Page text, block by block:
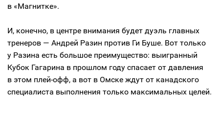
в «Магнитке».
И, конечно, в центре внимания будет дуэль главных
тренеров — Андрей Разин против Ги Буше. Вот только
у Разина есть большое преимущество: выигранный
Кубок Гагарина в прошлом году спасает от давления
в этом плей-офф, а вот в Омске ждут от канадского
специалиста выполнения только максимальных целей.